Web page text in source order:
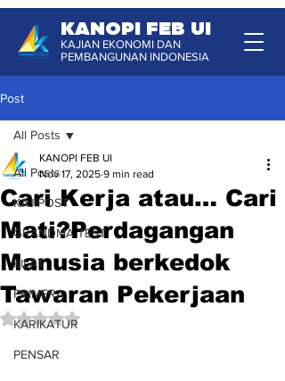
KANOPI FEB UI
KAJIAN EKONOMI DAN
PEMBANGUNAN INDONESIA
Post
All Posts
KAJIPOST
GRANDMA TEST
KILAT
PRIMERA
KARIKATUR
PENSAR
All Posts
Cari Kerja atau… Cari
Mati?Perdagangan
Manusia berkedok
Tawaran Pekerjaan
KANOPI FEB UI
Nov 17, 2025 9 min read
Rated NaN out of 5 stars.